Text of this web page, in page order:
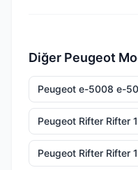
Diğer Peugeot
Peugeot e-5008 e-
Peugeot Rifter Rifter
Peugeot Rifter Rifter